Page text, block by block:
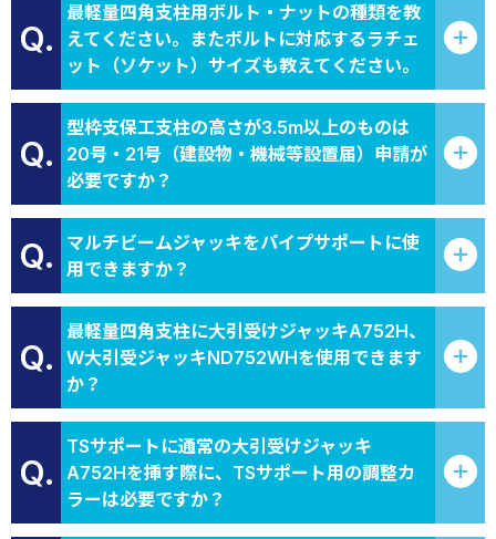
Q.
最軽量四角支柱用ボルト・ナットの種類を教
えてください。またボルトに対応するラチェ
ット（ソケット）サイズも教えてください。
Q.
型枠支保工支柱の高さが3.5m以上のものは
20号・21号（建設物・機械等設置届）申請が
必要ですか？
Q.
マルチビームジャッキをパイプサポートに使
用できますか？
Q.
最軽量四角支柱に大引受けジャッキA752H、
W大引受ジャッキND752WHを使用できます
か？
Q.
TSサポートに通常の大引受けジャッキ
A752Hを挿す際に、TSサポート用の調整カ
ラーは必要ですか？